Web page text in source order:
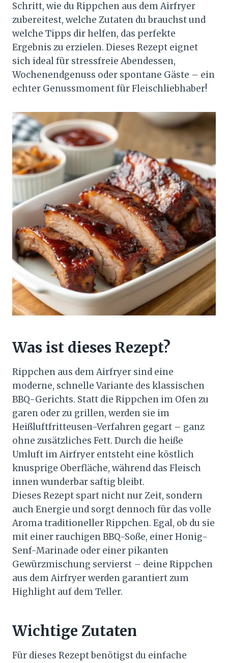
Schritt, wie du Rippchen aus dem Airfryer
zubereitest, welche Zutaten du brauchst und
welche Tipps dir helfen, das perfekte
Ergebnis zu erzielen. Dieses Rezept eignet
sich ideal für stressfreie Abendessen,
Wochenendgenuss oder spontane Gäste – ein
echter Genussmoment für Fleischliebhaber!
Was ist dieses Rezept?
Rippchen aus dem Airfryer sind eine
moderne, schnelle Variante des klassischen
BBQ-Gerichts. Statt die Rippchen im Ofen zu
garen oder zu grillen, werden sie im
Heißluftfritteusen-Verfahren gegart – ganz
ohne zusätzliches Fett. Durch die heiße
Umluft im Airfryer entsteht eine köstlich
knusprige Oberfläche, während das Fleisch
innen wunderbar saftig bleibt.
Dieses Rezept spart nicht nur Zeit, sondern
auch Energie und sorgt dennoch für das volle
Aroma traditioneller Rippchen. Egal, ob du sie
mit einer rauchigen BBQ-Soße, einer Honig-
Senf-Marinade oder einer pikanten
Gewürzmischung servierst – deine Rippchen
aus dem Airfryer werden garantiert zum
Highlight auf dem Teller.
Wichtige Zutaten
Für dieses Rezept benötigst du einfache